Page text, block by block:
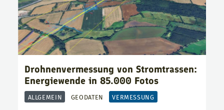
Drohnenvermessung von Stromtrassen:
Energiewende in 85.000 Fotos
ALLGEMEIN GEODATEN VERMESSUNG